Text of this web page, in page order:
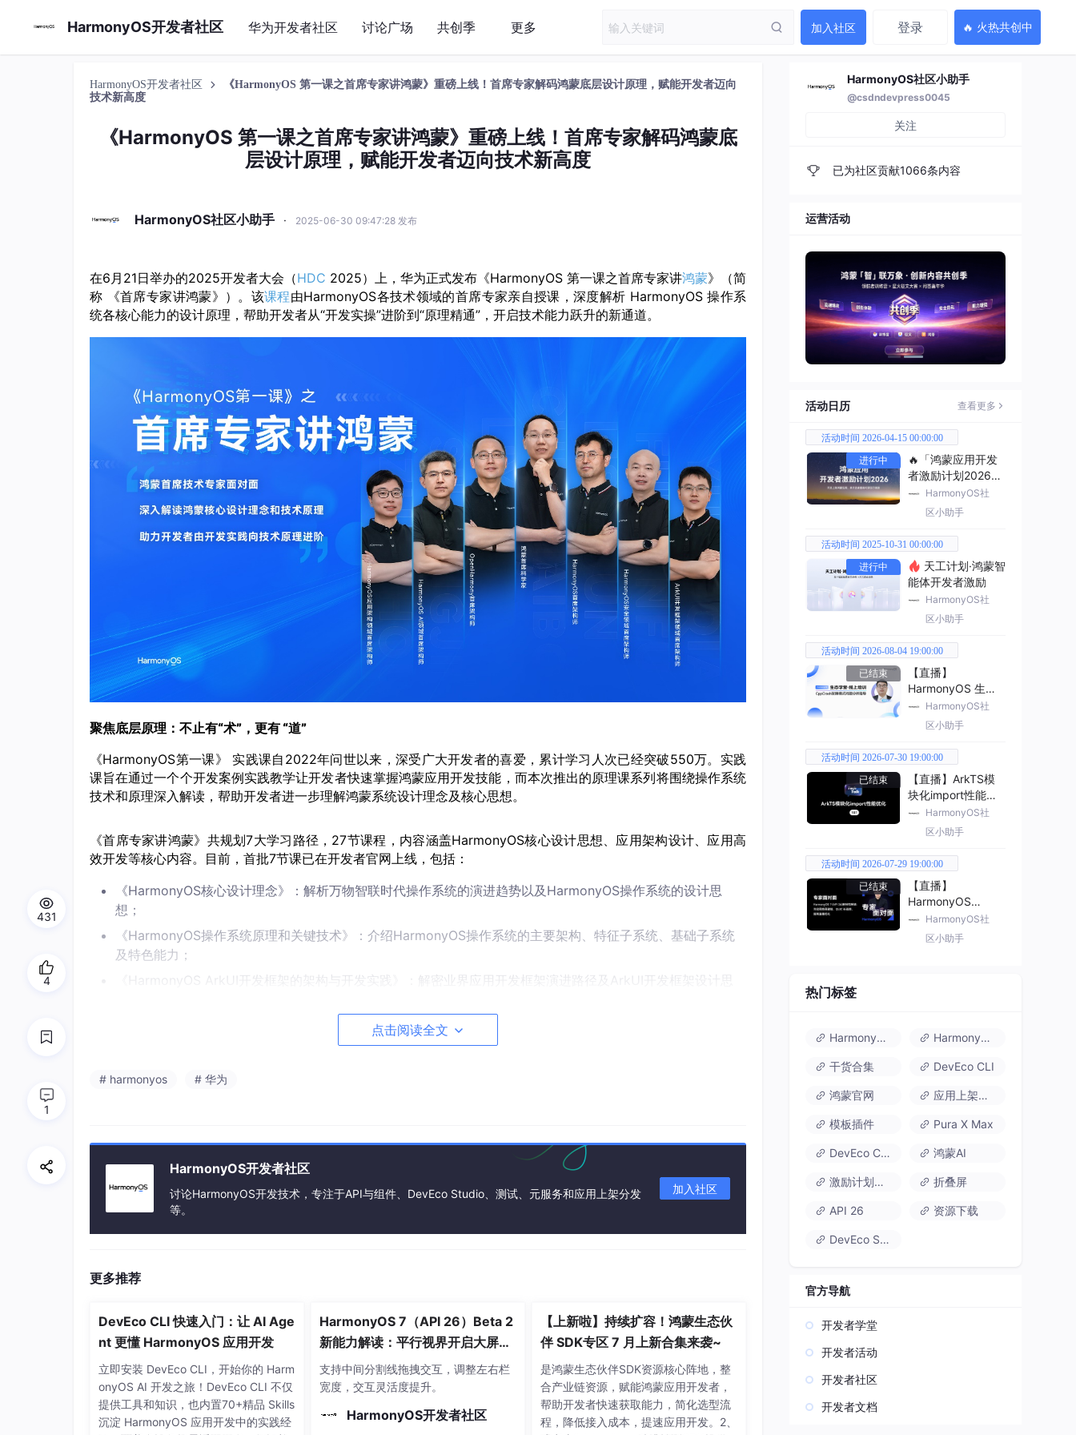
HarmonyOS开发者社区 华为开发者社区 讨论广场 共创季 更多 加入社区 登录 🔥 火热共创中
HarmonyOS开发者社区
《HarmonyOS 第一课之首席专家讲鸿蒙》重磅上线！首席专家解码鸿蒙底层设计原理，赋能开发者迈向
技术新高度
《HarmonyOS 第一课之首席专家讲鸿蒙》重磅上线！首席专家解码鸿蒙底
层设计原理，赋能开发者迈向技术新高度
HarmonyOS社区小助手 · 2025-06-30 09:47:28 发布
在6月21日举办的2025开发者大会（HDC 2025）上，华为正式发布《HarmonyOS 第一课之首席专家讲鸿蒙》（简
称 《首席专家讲鸿蒙》）。该课程由HarmonyOS各技术领域的首席专家亲自授课，深度解析 HarmonyOS 操作系
统各核心能力的设计原理，帮助开发者从“开发实操”进阶到“原理精通”，开启技术能力跃升的新通道。
聚焦底层原理：不止有“术”，更有 “道”
《HarmonyOS第一课》 实践课自2022年问世以来，深受广大开发者的喜爱，累计学习人次已经突破550万。实践
课旨在通过一个个开发案例实践教学让开发者快速掌握鸿蒙应用开发技能，而本次推出的原理课系列将围绕操作系统
技术和原理深入解读，帮助开发者进一步理解鸿蒙系统设计理念及核心思想。
《首席专家讲鸿蒙》共规划7大学习路径，27节课程，内容涵盖HarmonyOS核心设计思想、应用架构设计、应用高
效开发等核心内容。 目前 ， 首批7节课已在开发者官网 上线 ，包括：
《HarmonyOS核心设计理念》： 解析万物智联时代操作系统的演进趋势以及HarmonyOS操作系统的设计思
想；
《HarmonyOS操作系统原理和关键技术》：介绍HarmonyOS操作系统的主要架构、特征子系统、基础子系统
及特色能力；
《HarmonyOS ArkUI开发框架的架构与开发实践》：解密业界应用开发框架演进路径及ArkUI开发框架设计思
《HarmonyOS Intelligence与AI能力开放》：介绍HarmonyOS操作系统的AI架构、AI子系统以及意图框架的能
点击阅读全文
# harmonyos # 华为
HarmonyOS开发者社区
讨论HarmonyOS开发技术，专注于API与组件、DevEco Studio、测试、元服务和应用上架分发
等。
加入社区
更多推荐
DevEco CLI 快速入门：让 AI Age
nt 更懂 HarmonyOS 应用开发
立即安装 DevEco CLI，开始你的 Harm
onyOS AI 开发之旅！DevEco CLI 不仅
提供工具和知识，也内置70+精品 Skills
沉淀 HarmonyOS 应用开发中的实践经
HarmonyOS 7（API 26）Beta 2
新能力解读：平行视界开启大屏多
任务新体验
支持中间分割线拖拽交互，调整左右栏
宽度，交互灵活度提升。
HarmonyOS开发者社区
【上新啦】持续扩容！鸿蒙生态伙
伴 SDK专区 7 月上新合集来袭~
是鸿蒙生态伙伴SDK资源核心阵地，整
合产业链资源，赋能鸿蒙应用开发者，
帮助开发者快速获取能力，简化选型流
程，降低接入成本，提速应用开发。2、
431
4
1
HarmonyOS社区小助手
@csdndevpress0045
关注
已为社区贡献1066条内容
运营活动
活动日历 查看更多
活动时间 2026-04-15 00:00:00
进行中
🔥「鸿蒙应用开发
者激励计划2026」
已开启HarmonyOS社
区小助手
活动时间 2025-10-31 00:00:00
进行中
能体开发者激励
HarmonyOS社
区小助手
活动时间 2026-08-04 19:00:00
已结束
【直播】
HarmonyOS 生态
学堂·线上培训
HarmonyOS社
区小助手
活动时间 2026-07-30 19:00:00
已结束
【直播】ArkTS模
块化import性能优
化 HarmonyOS社
区小助手
活动时间 2026-07-29 19:00:00
已结束
【直播】
HarmonyOS
7（API 26） 新特
性解读
HarmonyOS社
区小助手
热门标签
HarmonyOS 6 HarmonyOS 7.0
干货合集 DevEco CLI
鸿蒙官网 应用上架速通
模板插件 Pura X Max
DevEco Code 鸿蒙AI
激励计划达标指南 折叠屏
API 26 资源下载
DevEco Studio
官方导航
开发者学堂
开发者活动
开发者社区
开发者文档